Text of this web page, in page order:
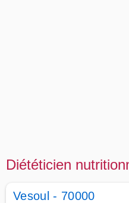
Diététicien
Vesoul - 70000